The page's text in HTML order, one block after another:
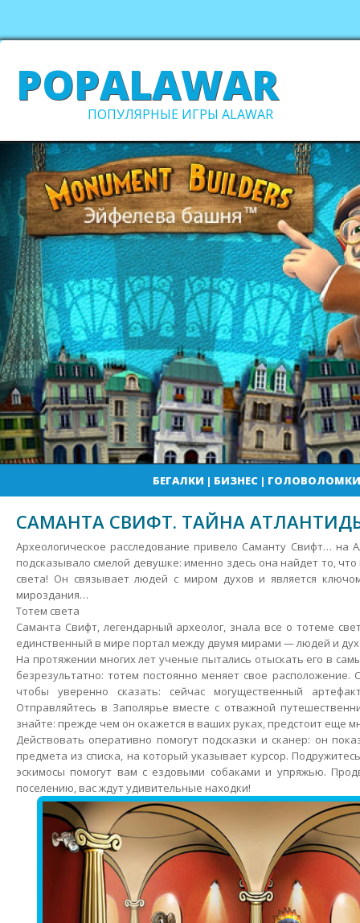
POPALAWAR
ПОПУЛЯРНЫЕ ИГРЫ ALAWAR
БЕГАЛКИ | БИЗНЕС| ГОЛОВОЛОМКИ
САМАНТА СВИФТ. ТАЙНА
Археологическое расследование привело Саманту Свифт… на
подсказывало смелой девушке: именно здесь она найдет то,
света! Он связывает людей с миром духов и является
мироздания…
Тотем света
Саманта Свифт, легендарный археолог, знала все о тотеме
единственный в мире портал между двумя мирами — людей и
На протяжении многих лет ученые пытались отыскать его в
безрезультатно: тотем постоянно меняет свое расположение.
чтобы уверенно сказать: сейчас могущественный
Отправляйтесь в Заполярье вместе с отважной
знайте: прежде чем он окажется в ваших руках, предстоит еще
Действовать оперативно помогут подсказки и сканер: он
предмета из списка, на который указывает курсор.
эскимосы помогут вам с ездовыми собаками и упряжью.
поселению, вас ждут удивительные находки!